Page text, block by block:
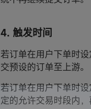
4. 触发时间
若订单在用户下单时
交预设的订单至上游。
若订单在用户下单时
定的允许交易时段内，